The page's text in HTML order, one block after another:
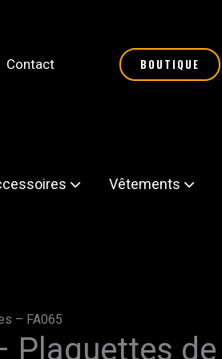
Contact BOUTIQUE
Vêtements
– FA065
Plaquettes